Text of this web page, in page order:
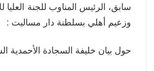
سابق، الرئيس المناوب للجنة العليا
وزعيم أهلي بسلطنة دار مساليت :
حول بيان خليفة السجادة الأحمدية